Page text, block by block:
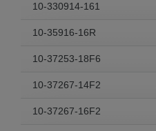
10-330914-161
10-35916-16R
10-37253-18F6
10-37267-14F2
10-37267-16F2